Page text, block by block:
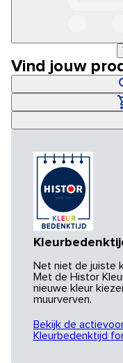
Vind jouw
Net niet de juiste
Met de Histor
nieuwe kleur
muurverven.
Bekijk de
Kleurbedenktijd